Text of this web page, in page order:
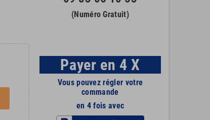
(Numéro Gratuit)
Payer en 4 X
Vous pouvez régler votre
commande
en 4 fois avec